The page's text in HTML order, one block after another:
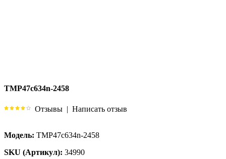
TMP47c634n-2458
Отзывы | Написать отзыв
Модель: TMP47c634n-2458
SKU (Артикул): 34990